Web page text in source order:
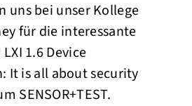
uns bei unser Kollege
für die interessante
1.6 Device
It is all about security
SENSOR+TEST.